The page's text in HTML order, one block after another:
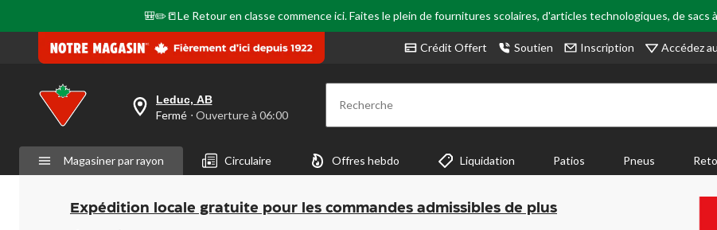
🎒✏️📒Le Retour en classe commence ici. Faites le plein de fournitures scolaires, d'articles technologiques, de sacs
Crédit Offert Soutien Inscription Accédez
votre
est
Leduc,
AB,
Fermé,
Ouverture
Leduc, AB
Fermé ⋅ Ouverture à 06:00 Recherche
Magasiner par rayon Circulaire Offres hebdo Liquidation Patios Pneus
Expédition locale gratuite pour les commandes admissibles de plus
page.